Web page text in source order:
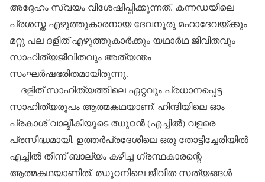
അദ്ദേഹം സ്വയം വിശേഷിപ്പിക്കുന്നത്. കന്നഡയിലെ
പ്രശസ്ത എഴുത്തുകാരനായ ദേവനൂരു മഹാദേവയ്ക്കും
മറ്റു പല ദളിത് എഴുത്തുകാര്‍ക്കും യഥാര്‍ഥ ജീവിതവും
സാഹിത്യജീവിതവും അത്യന്തം
സംഘര്‍ഷഭരിതമായിരുന്നു.
ദളിത് സാഹിത്യത്തിലെ ഏറ്റവും പ്രധാനപ്പെട്ട
സാഹിത്യരൂപം ആത്മകഥയാണ്. ഹിന്ദിയിലെ ഓം
പ്രകാശ് വാല്മീകിയുടെ ഝൂഠന്‍ (എച്ചില്‍) വളരെ
പ്രസിദ്ധമായി. ഉത്തര്‍പ്രദേശിലെ ഒരു തോട്ടിച്ചേരിയില്‍
എച്ചില്‍ തിന്ന് ബാല്യം കഴിച്ച ഗ്രന്ഥകാരന്റെ
ആത്മകഥയാണിത്. ഝൂഠനിലെ ജീവിത സത്യങ്ങള്‍